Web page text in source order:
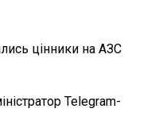
цінники на АЗС
Telegram-